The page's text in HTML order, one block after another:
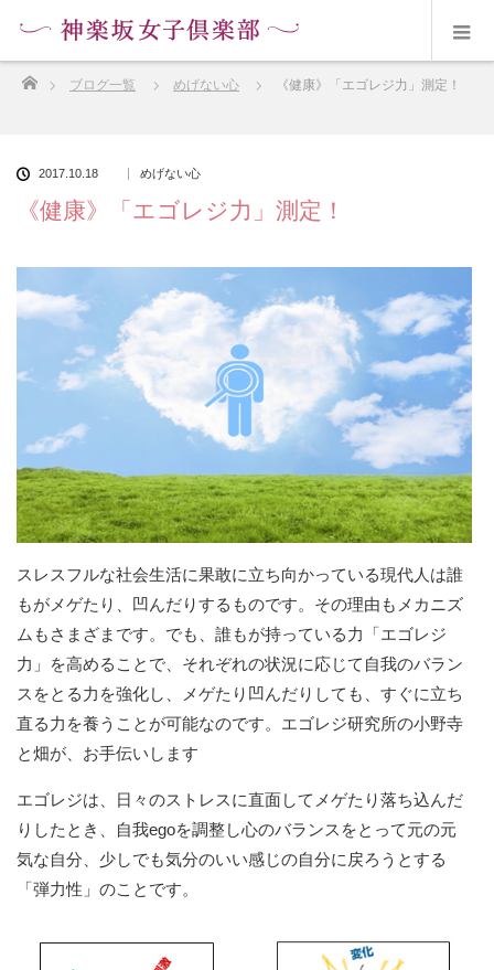
ブログ一覧 めげない心 《健康》「エゴレジ力」測定！
2017.10.18 めげない心
《健康》「エゴレジ力」測定！
スレスフルな社会生活に果敢に立ち向かっている現代人は誰
もがメゲたり、凹んだりするものです。その理由もメカニズ
ムもさまざまです。でも、誰もが持っている力「エゴレジ
力」を高めることで、それぞれの状況に応じて自我のバラン
スをとる力を強化し、メゲたり凹んだりしても、すぐに立ち
直る力を養うことが可能なのです。エゴレジ研究所の小野寺
と畑が、お手伝いします
エゴレジは、日々のストレスに直面してメゲたり落ち込んだ
りしたとき、自我egoを調整し心のバランスをとって元の元
気な自分、少しでも気分のいい感じの自分に戻ろうとする
「弾力性」のことです。